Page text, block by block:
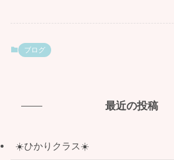
ブログ
最近の投稿
☀️ひかりクラス☀️